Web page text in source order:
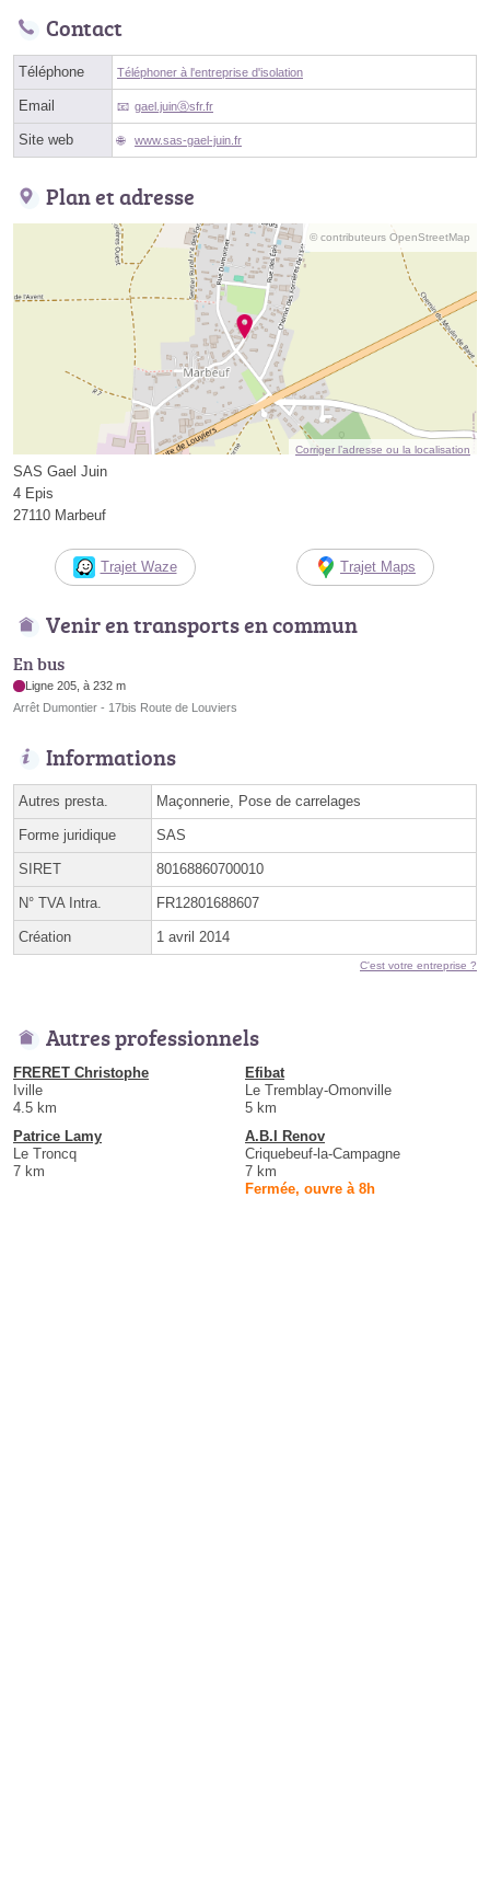
Contact
Téléphone Téléphoner à l'entreprise d'isolation
Email gael.juinⓐsfr.fr
Site web www.sas-gael-juin.fr
Plan et adresse
© contributeurs OpenStreetMap
Corriger l’adresse ou la localisation
SAS Gael Juin
4 Epis
27110 Marbeuf
Trajet Waze Trajet Maps
Venir en transports en commun
En bus
Ligne 205, à 232 m
Arrêt Dumontier - 17bis Route de Louviers
Informations
Autres presta. Maçonnerie, Pose de carrelages
Forme juridique SAS
SIRET 80168860700010
N° TVA Intra. FR12801688607
Création 1 avril 2014
C'est votre entreprise ?
Autres professionnels
FRERET Christophe
Iville
4.5 km
Efibat
Le Tremblay-Omonville
5 km
Patrice Lamy
Le Troncq
7 km
A.B.I Renov
Criquebeuf-la-Campagne
7 km
Fermée, ouvre à 8h